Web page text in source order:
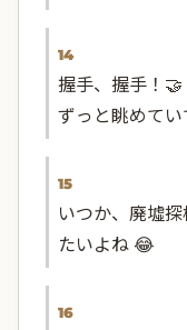
14
握手、握手！🤝
ずっと眺めてい
15
いつか、廃墟
たいよね 😂
16